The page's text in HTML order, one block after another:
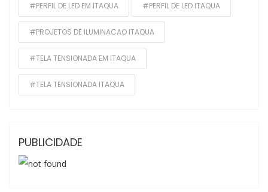
#PERFIL DE LED EM ITAQUA #PERFIL DE LED ITAQUA
#PROJETOS DE ILUMINACAO ITAQUA
#TELA TENSIONADA EM ITAQUA
#TELA TENSIONADA ITAQUA
PUBLICIDADE